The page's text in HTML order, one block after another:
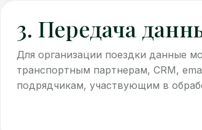
3. Передача
Для организации поездки данные
транспортным партнерам, CRM,
подрядчикам, участвующим в